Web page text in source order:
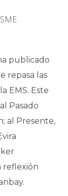
publicado
repasa las
EMS. Este
Pasado
al Presente,
reflexión